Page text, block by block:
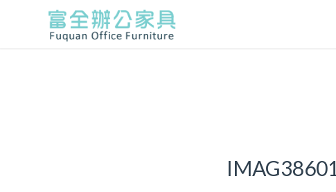
IMAG38601